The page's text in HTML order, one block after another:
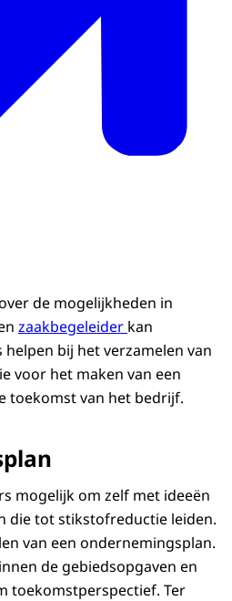
de mogelijkheden in
zaakbegeleider kan
bij het verzamelen van
voor het maken van een
toekomst van het bedrijf.
mogelijk om zelf met ideeën
die tot stikstofreductie leiden.
van een ondernemingsplan.
de gebiedsopgaven en
toekomstperspectief. Ter